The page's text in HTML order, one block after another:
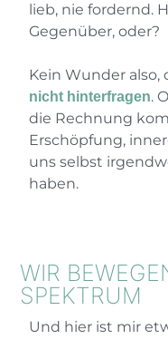
lieb, nie fordernd.
Gegenüber, oder?
Kein Wunder also,
nicht hinterfragen.
die Rechnung
Erschöpfung,
uns selbst
haben.
WIR
SPEKTRUM
Und hier ist mir